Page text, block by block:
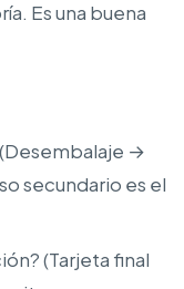
Es una buena
→
secundario es el
(Tarjeta final